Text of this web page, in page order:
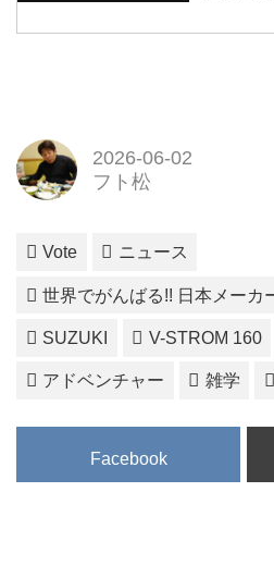
2026-06-02
フト松
Vote ニュース
世界でがんばる!! 日本メーカ
SUZUKI V-STROM 160
アドベンチャー 雑学
Facebook